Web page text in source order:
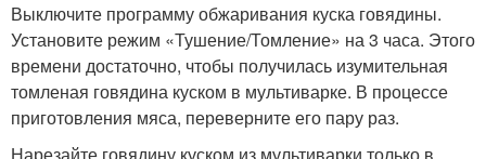
Выключите программу обжаривания куска говядины.
Установите режим «Тушение/Томление» на 3 часа. Этого
времени достаточно, чтобы получилась изумительная
томленая говядина куском в мультиварке. В процессе
приготовления мяса, переверните его пару раз.